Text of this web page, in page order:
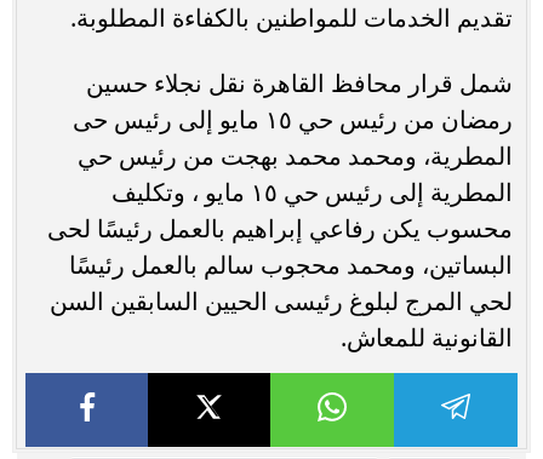
تقديم الخدمات للمواطنين بالكفاءة المطلوبة.
شمل قرار محافظ القاهرة نقل نجلاء حسين
رمضان من رئيس حي ١٥ مايو إلى رئيس حى
المطرية، ومحمد محمد بهجت من رئيس حي
المطرية إلى رئيس حي ١٥ مايو ، وتكليف
محسوب يكن رفاعي إبراهيم بالعمل رئيسًا لحى
البساتين، ومحمد محجوب سالم بالعمل رئيسًا
لحي المرج لبلوغ رئيسى الحيين السابقين السن
القانونية للمعاش.